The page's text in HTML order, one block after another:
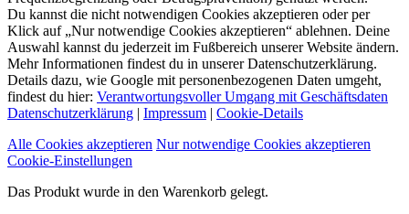
Du kannst die nicht notwendigen Cookies akzeptieren oder per
Klick auf „Nur notwendige Cookies akzeptieren“ ablehnen. Deine
Auswahl kannst du jederzeit im Fußbereich unserer Website ändern.
Mehr Informationen findest du in unserer Datenschutzerklärung.
Details dazu, wie Google mit personenbezogenen Daten umgeht,
findest du hier: Verantwortungsvoller Umgang mit Geschäftsdaten
Datenschutzerklärung | Impressum | Cookie-Details
Alle Cookies akzeptieren Nur notwendige Cookies akzeptieren
Cookie-Einstellungen
Das Produkt wurde in den Warenkorb gelegt.